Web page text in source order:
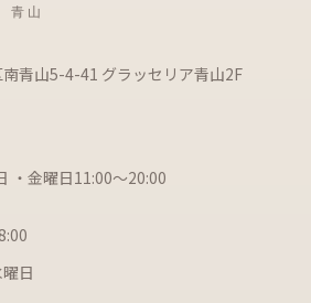
山
青山5-4-41 グラッセリア青山2F
・金曜日11:00～20:00
日